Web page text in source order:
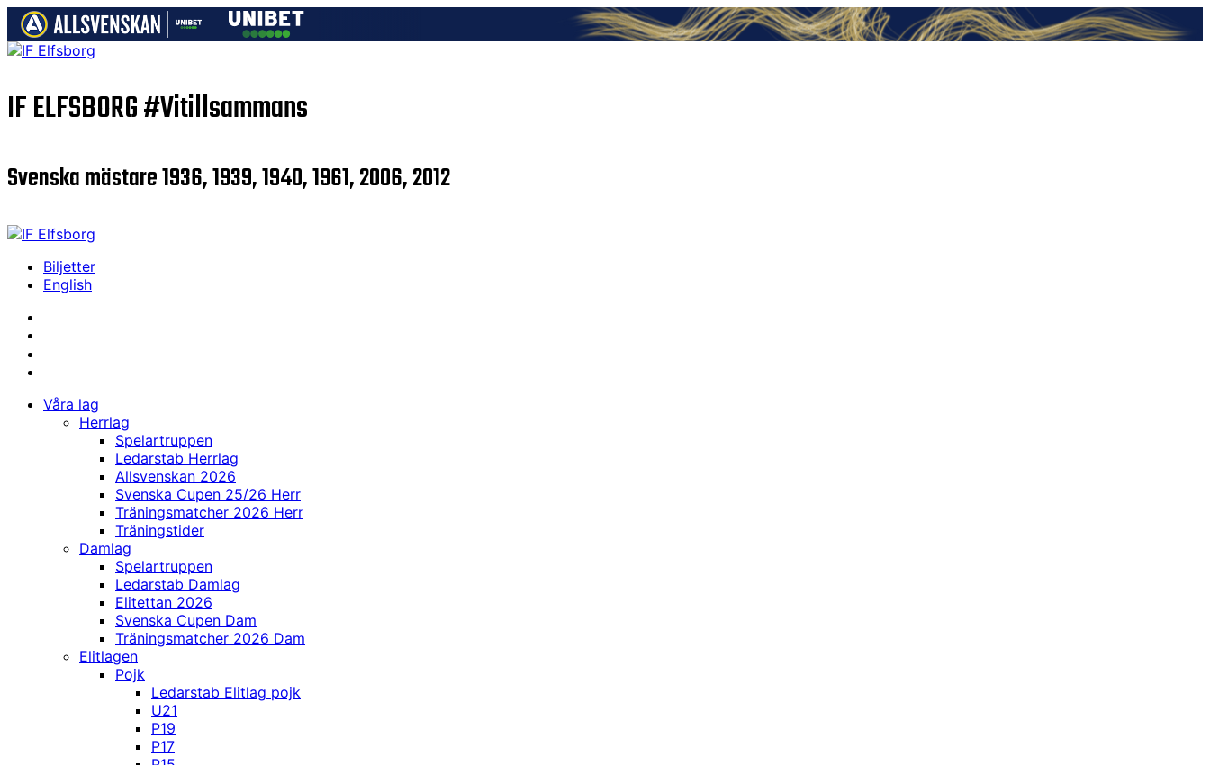
IF ELFSBORG#Vitillsammans
Svenska mästare 1936, 1939, 1940, 1961, 2006, 2012
Biljetter
English
Våra lag
Herrlag
Spelartruppen
Ledarstab Herrlag
Allsvenskan 2026
Svenska Cupen 25/26 Herr
Träningsmatcher 2026 Herr
Träningstider
Damlag
Spelartruppen
Ledarstab Damlag
Elitettan 2026
Svenska Cupen Dam
Träningsmatcher 2026 Dam
Elitlagen
Pojk
Ledarstab Elitlag pojk
U21
P19
P17